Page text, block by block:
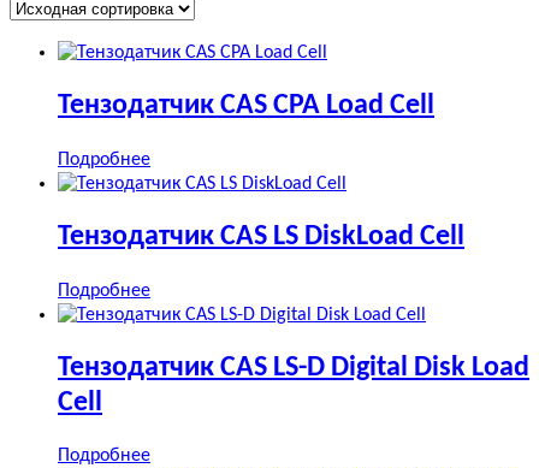
Тензодатчик CAS CPA Load Cell
Подробнее
Тензодатчик CAS LS DiskLoad Cell
Подробнее
Тензодатчик CAS LS-D Digital Disk Load
Cell
Подробнее